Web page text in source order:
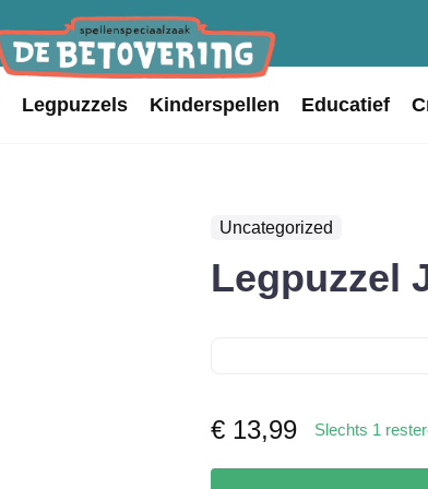
Legpuzzels Kinderspellen Educatief
Uncategorized
Legpuzzel
€ 13,99 Slechts 1